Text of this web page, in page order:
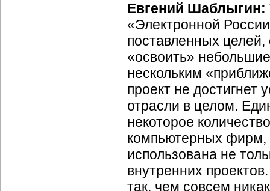
Евгений Шаблыгин:
«Электронной
поставленных
«освоить»
нескольким
проект не достигнет
отрасли в целом.
некоторое
компьютерных
использована не
внутренних
так, чем совсем